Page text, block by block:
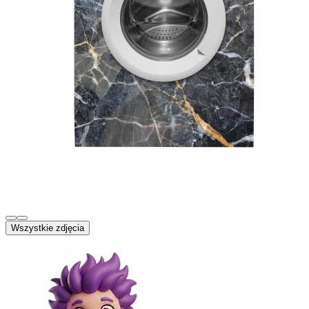
Wszystkie zdjęcia